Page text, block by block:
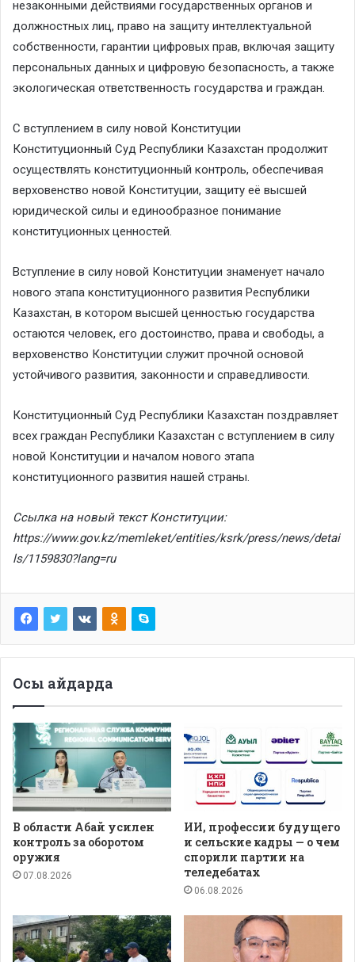
незаконными действиями государственных органов и
должностных лиц, право на защиту интеллектуальной
собственности, гарантии цифровых прав, включая защиту
персональных данных и цифровую безопасность, а также
экологическая ответственность государства и граждан.
С вступлением в силу новой Конституции
Конституционный Суд Республики Казахстан продолжит
осуществлять конституционный контроль, обеспечивая
верховенство новой Конституции, защиту её высшей
юридической силы и единообразное понимание
конституционных ценностей.
Вступление в силу новой Конституции знаменует начало
нового этапа конституционного развития Республики
Казахстан, в котором высшей ценностью государства
остаются человек, его достоинство, права и свободы, а
верховенство Конституции служит прочной основой
устойчивого развития, законности и справедливости.
Конституционный Суд Республики Казахстан поздравляет
всех граждан Республики Казахстан с вступлением в силу
новой Конституции и началом нового этапа
конституционного развития нашей страны.
Ссылка на новый текст Конституции:
https://www.gov.kz/memleket/entities/ksrk/press/news/detai
ls/1159830?lang=ru
Осы айдарда
В области Абай усилен
контроль за оборотом
оружия
07.08.2026
ИИ, профессии будущего
и сельские кадры — о чем
спорили партии на
теледебатах
06.08.2026